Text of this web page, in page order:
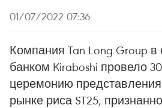
01/07/2022 07:36
Компания Tan Long Group в
банком Kiraboshi провело
церемонию
рынке риса ST25,